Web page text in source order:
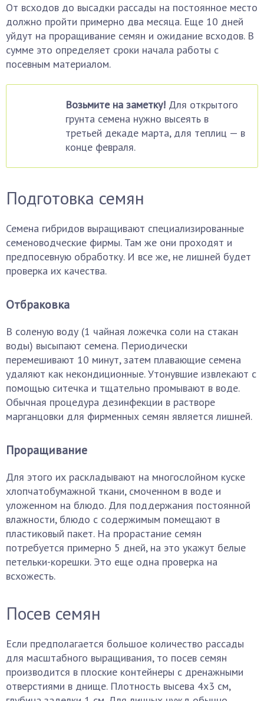
От всходов до высадки рассады на постоянное место
должно пройти примерно два месяца. Еще 10 дней
уйдут на проращивание семян и ожидание всходов. В
сумме это определяет сроки начала работы с
посевным материалом.
Возьмите на заметку! Для открытого
грунта семена нужно высеять в
третьей декаде марта, для теплиц — в
конце февраля.
Подготовка семян
Семена гибридов выращивают специализированные
семеноводческие фирмы. Там же они проходят и
предпосевную обработку. И все же, не лишней будет
проверка их качества.
Отбраковка
В соленую воду (1 чайная ложечка соли на стакан
воды) высыпают семена. Периодически
перемешивают 10 минут, затем плавающие семена
удаляют как некондиционные. Утонувшие извлекают с
помощью ситечка и тщательно промывают в воде.
Обычная процедура дезинфекции в растворе
марганцовки для фирменных семян является лишней.
Проращивание
Для этого их раскладывают на многослойном куске
хлопчатобумажной ткани, смоченном в воде и
уложенном на блюдо. Для поддержания постоянной
влажности, блюдо с содержимым помещают в
пластиковый пакет. На прорастание семян
потребуется примерно 5 дней, на это укажут белые
петельки-корешки. Это еще одна проверка на
всхожесть.
Посев семян
Если предполагается большое количество рассады
для масштабного выращивания, то посев семян
производится в плоские контейнеры с дренажными
отверстиями в днище. Плотность высева 4х3 см,